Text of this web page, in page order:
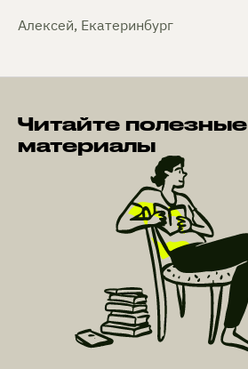
Алексей, Екатеринбург
Читайте полезные
материалы